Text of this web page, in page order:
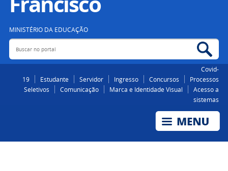
MINISTÉRIO DA EDUCAÇÃO
Buscar no portal
Covid-
19
Estudante Servidor Ingresso Concursos
Processos
Seletivos
Comunicação Marca e Identidade Visual
Acesso a
sistemas